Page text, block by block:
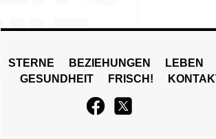
STERNE BEZIEHUNGEN
LEBEN
GESUNDHEIT
FRISCH!